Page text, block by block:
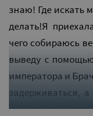
знаю! Где искать
делать!Я
чего собираюсь
выведу с
императора и
задерживаться,
одного раза